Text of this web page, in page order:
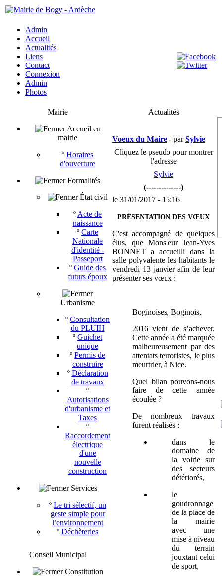
Admin
Accueil
Actualités
Liens
Contact
Connexion
Admin
Photos
Mairie
Accueil en
mairie
º Horaires
d'ouverture
Formalités
État civil
º Acte de
naissance
º Carte
Nationale
d'identité -
Passeport
º Guide des
futurs époux
Urbanisme
º Consultation
du PLUIH
º Guichet
unique
º Permis de
construire
º Déclaration
de travaux
º
Autorisations
d'urbanisme et
Taxes
º
Raccordement
électrique
d'une
nouvelle
construction
Services
º Le tri sélectif, un
geste simple pour
l’environnement
º Déchèteries
Conseil Municipal
Constitution
Actualités
Voeux du Maire - parSylvie
Cliquez le pseudo pour montrer
l'adresse
Sylvie
(--------------)
le 31/01/2017 - 15:16
PRÉSENTATION DES VŒUX
C'est accompagné de quelques
élus, que Monsieur Jean-Yves
BONNET a accueilli dans la
salle polyvalente les habitants le
vendredi 13 janvier afin de leur
présenter ses vœux :
Boginoises, Boginois,
2016 vient de s’achever.
Cette année a été marquée
malheureusement par des
attentats terroristes, le plus
meurtrier, à Nice.
Quel bilan pouvons-nous
faire de cette année
écoulée ?
De nombreux travaux
furent réalisés :
dans le
domaine de
la voirie sur
des secteurs
détériorés,
le
goudronnage
de la place de
la mairie
avec une
mise à niveau
du terrain
jouxtant celui
de sport,